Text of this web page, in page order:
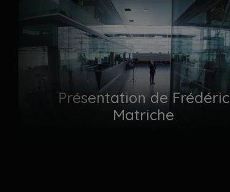
Présentation de Frédéric
Matriche